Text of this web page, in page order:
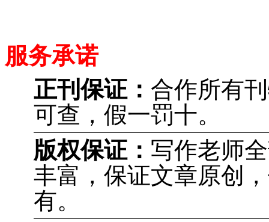
服务承诺
正刊保证： 合作所有
可查，假一罚十。
版权保证： 写作老师
丰富，保证文章原创
有。